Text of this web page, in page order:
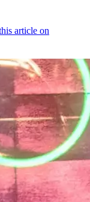
article on